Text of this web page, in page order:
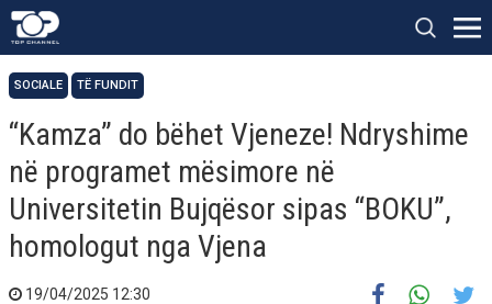
SOCIALE TË FUNDIT
“Kamza” do bëhet Vjeneze! Ndryshime
në programet mësimore në
Universitetin Bujqësor sipas “BOKU”,
homologut nga Vjena
19/04/2025 12:30